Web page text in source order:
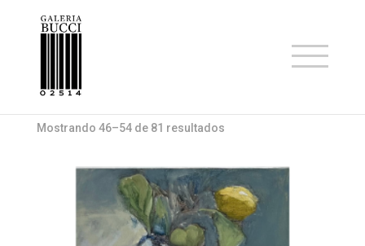
/ Página 6
Colors
Mostrando 46–54 de 81 resultados